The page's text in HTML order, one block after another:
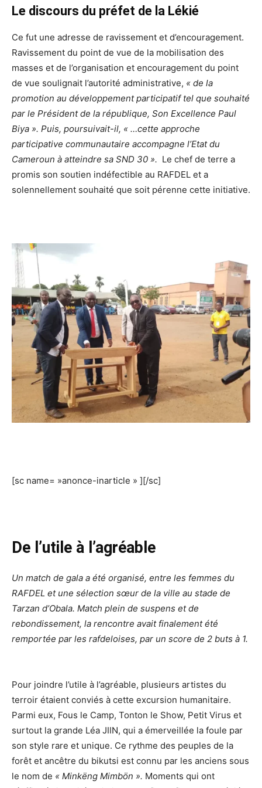
Le discours du préfet de la Lékié
Ce fut une adresse de ravissement et d’encouragement.
Ravissement du point de vue de la mobilisation des
masses et de l’organisation et encouragement du point
de vue soulignait l’autorité administrative, « de la
promotion au développement participatif tel que souhaité
par le Président de la république, Son Excellence Paul
Biya ». Puis, poursuivait-il, « …cette approche
participative communautaire accompagne l’Etat du
Cameroun à atteindre sa SND 30 ». Le chef de terre a
promis son soutien indéfectible au RAFDEL et a
solennellement souhaité que soit pérenne cette initiative.
[sc name= »anonce-inarticle » ][/sc]
De l’utile à l’agréable
Un match de gala a été organisé, entre les femmes du
RAFDEL et une sélection sœur de la ville au stade de
Tarzan d’Obala. Match plein de suspens et de
rebondissement, la rencontre avait finalement été
remportée par les rafdeloises, par un score de 2 buts à 1.
Pour joindre l’utile à l’agréable, plusieurs artistes du
terroir étaient conviés à cette excursion humanitaire.
Parmi eux, Fous le Camp, Tonton le Show, Petit Virus et
surtout la grande Léa JIIN, qui a émerveillée la foule par
son style rare et unique. Ce rythme des peuples de la
forêt et ancêtre du bikutsi est connu par les anciens sous
le nom de « Minkëng Mimbön ». Moments qui ont